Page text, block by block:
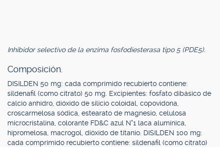
Inhibidor selectivo de la enzima fosfodiesterasa tipo 5 (PDE5).
Composición.
DISILDEN 50 mg: cada comprimido recubierto contiene:
sildenafil (como citrato) 50 mg. Excipientes: fosfato dibásico de
calcio anhidro, dióxido de silicio coloidal, copovidona,
croscarmelosa sódica, estearato de magnesio, celulosa
microcristalina, colorante FD&C azul N°1 laca alumínica,
hipromelosa, macrogol, dióxido de titanio. DISILDEN 100 mg:
cada comprimido recubierto contiene: sildenafil (como citrato)